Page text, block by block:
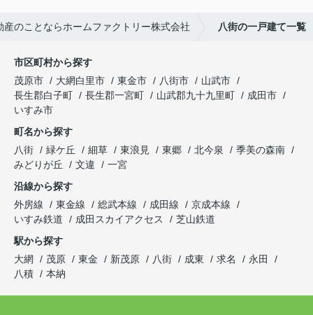
のことならホームファクトリー株式会社 八街の一戸建て一覧
市区町村から探す
茂原市
大網白里市 東金市 八街市
山武市
長生郡白子町
長生郡一宮町 山武郡九十九里町
成田市
いすみ市
町名から探す
八街
緑ケ丘 細草 東浪見 東郷 北今泉
季美の森南
みどりが丘
文違
一宮
沿線から探す
外房線
東金線 総武本線 成田線
京成本線
いすみ鉄道
成田スカイアクセス
芝山鉄道
駅から探す
大網
茂原 東金 新茂原 八街 成東 求名
永田
八積
本納